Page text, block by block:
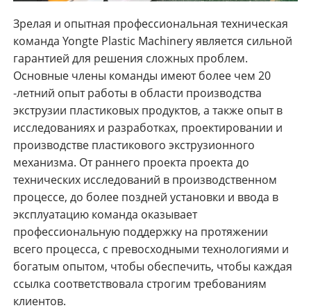
Зрелая и опытная профессиональная техническая
команда Yongte Plastic Machinery является сильной
гарантией для решения сложных проблем.
Основные члены команды имеют более чем 20
-летний опыт работы в области производства
экструзии пластиковых продуктов, а также опыт в
исследованиях и разработках, проектировании и
производстве пластикового экструзионного
механизма. От раннего проекта проекта до
технических исследований в производственном
процессе, до более поздней установки и ввода в
эксплуатацию команда оказывает
профессиональную поддержку на протяжении
всего процесса, с превосходными технологиями и
богатым опытом, чтобы обеспечить, чтобы каждая
ссылка соответствовала строгим требованиям
клиентов.